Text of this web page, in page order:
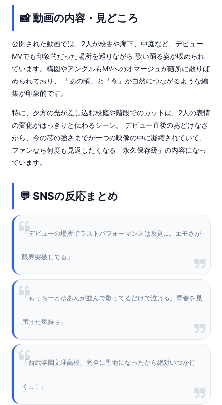
📸 動画の内容・見どころ
公開された動画では、2人が校舎や廊下、中庭など、デビュー
MVでも印象的だった場所を巡りながら 歌い踊る姿が収められ
ています。構図やアングルもMVへのオマージュが随所に散りば
められており、 「あの頃」と「今」が自然につながるような編
集が印象的です。
特に、夕方の光が差し込む校庭や階段でのカットは、2人の表情
の変化がはっきりと伝わるシーン。 デビュー直後のあどけなさ
から、今の芯の強さまでが一つの映像の中に凝縮されていて、
ファンなら何度も見返したくなる「永久保存級」の内容になっ
ています。
💬 SNSの反応まとめ
「デビューの場所でラストパフォーマンスは反則…。エモさが
限界突破してる」
「もっちーとゆあんが並んで歌ってるだけで泣ける。青春を見
届けた気持ち」
「西武学園文理高校、完全に聖地になったから絶対いつか行
く…！」